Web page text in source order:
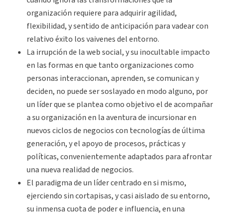
organización requiere para adquirir agilidad,
flexibilidad, y sentido de anticipación para vadear con
relativo éxito los vaivenes del entorno.
La irrupción de la web social, y su inocultable impacto
en las formas en que tanto organizaciones como
personas interaccionan, aprenden, se comunican y
deciden, no puede ser soslayado en modo alguno, por
un líder que se plantea como objetivo el de acompañar
a su organización en la aventura de incursionar en
nuevos ciclos de negocios con tecnologías de última
generación, y el apoyo de procesos, prácticas y
políticas, convenientemente adaptados para afrontar
una nueva realidad de negocios.
El paradigma de un líder centrado en si mismo,
ejerciendo sin cortapisas, y casi aislado de su entorno,
su inmensa cuota de poder e influencia, en una